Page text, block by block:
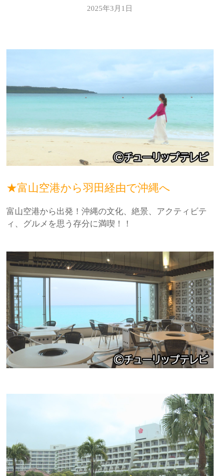
2025年3月1日
★富山空港から羽田経由で沖縄へ
富山空港から出発！沖縄の文化、絶景、アクティビテ
ィ、グルメを思う存分に満喫！！